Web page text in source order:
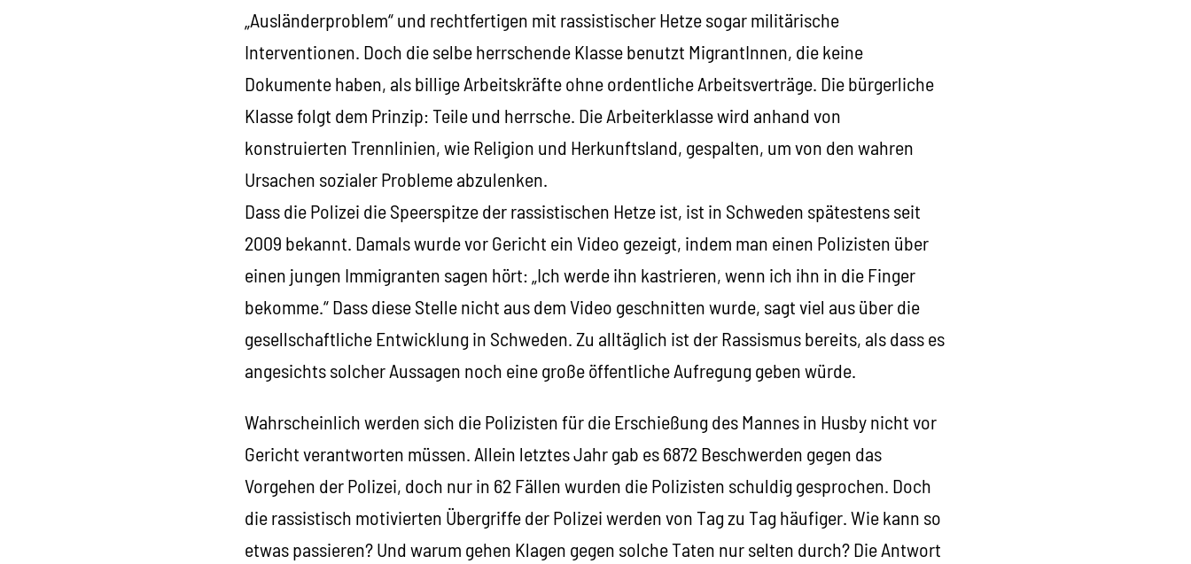
„Ausländerproblem“ und rechtfertigen mit rassistischer Hetze sogar militärische
Interventionen. Doch die selbe herrschende Klasse benutzt MigrantInnen, die keine
Dokumente haben, als billige Arbeitskräfte ohne ordentliche Arbeitsverträge. Die bürgerliche
Klasse folgt dem Prinzip: Teile und herrsche. Die Arbeiterklasse wird anhand von
konstruierten Trennlinien, wie Religion und Herkunftsland, gespalten, um von den wahren
Ursachen sozialer Probleme abzulenken.
Dass die Polizei die Speerspitze der rassistischen Hetze ist, ist in Schweden spätestens seit
2009 bekannt. Damals wurde vor Gericht ein Video gezeigt, indem man einen Polizisten über
einen jungen Immigranten sagen hört: „Ich werde ihn kastrieren, wenn ich ihn in die Finger
bekomme.“ Dass diese Stelle nicht aus dem Video geschnitten wurde, sagt viel aus über die
gesellschaftliche Entwicklung in Schweden. Zu alltäglich ist der Rassismus bereits, als dass es
angesichts solcher Aussagen noch eine große öffentliche Aufregung geben würde.
Wahrscheinlich werden sich die Polizisten für die Erschießung des Mannes in Husby nicht vor
Gericht verantworten müssen. Allein letztes Jahr gab es 6872 Beschwerden gegen das
Vorgehen der Polizei, doch nur in 62 Fällen wurden die Polizisten schuldig gesprochen. Doch
die rassistisch motivierten Übergriffe der Polizei werden von Tag zu Tag häufiger. Wie kann so
etwas passieren? Und warum gehen Klagen gegen solche Taten nur selten durch? Die Antwort